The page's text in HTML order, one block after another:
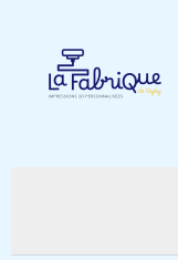
contenu